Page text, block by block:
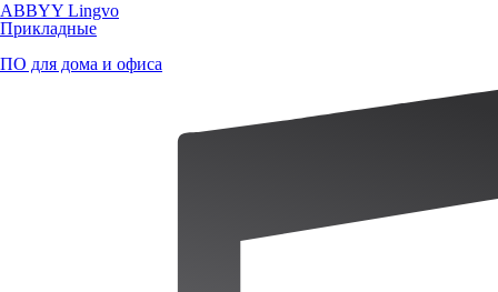
ABBYY Lingvo
Прикладные
ПО для дома и офиса